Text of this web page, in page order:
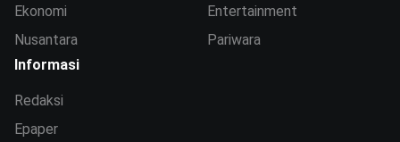
Ekonomi
Nusantara
Entertainment
Pariwara
Informasi
Redaksi
Epaper